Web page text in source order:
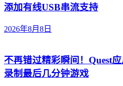
添加有线USB串流支持
2026年8月8日
不再错过精彩瞬间！Quest
录制最后几分钟游戏